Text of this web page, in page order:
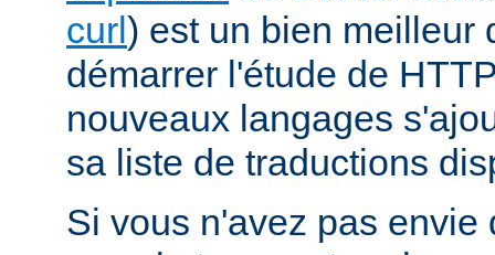
curl) est un bien meilleur
démarrer l'étude de
nouveaux langages
sa liste de traductions
Si vous n'avez pas envie